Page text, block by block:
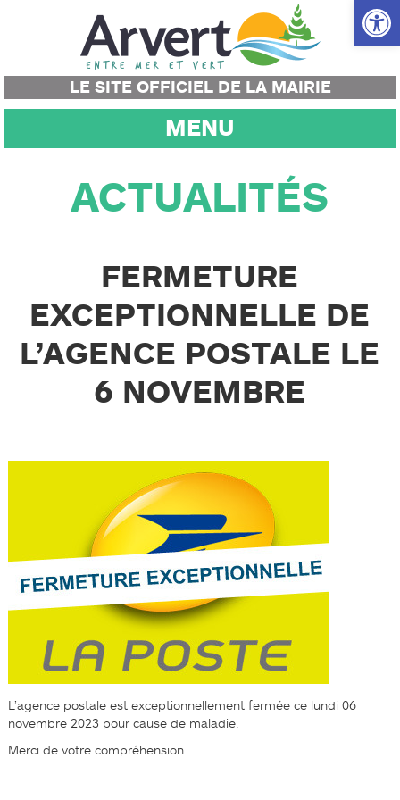
Ouvrir
LE SITE OFFICIEL DE LA MAIRIE
MENU
ACTUALITÉS
FERMETURE
EXCEPTIONNELLE DE
L’AGENCE POSTALE LE
6 NOVEMBRE
L’agence postale est exceptionnellement fermée ce lundi 06
novembre 2023 pour cause de maladie.
Merci de votre compréhension.